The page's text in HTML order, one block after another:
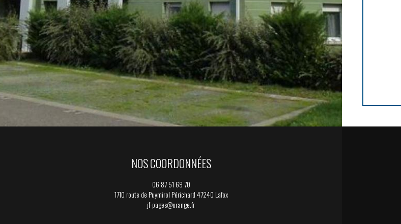
NOS COORDONNÉES
06 87 51 69 70
1710 route de Puymirol Périchard 47240 Lafox
jf-pages@orange.fr